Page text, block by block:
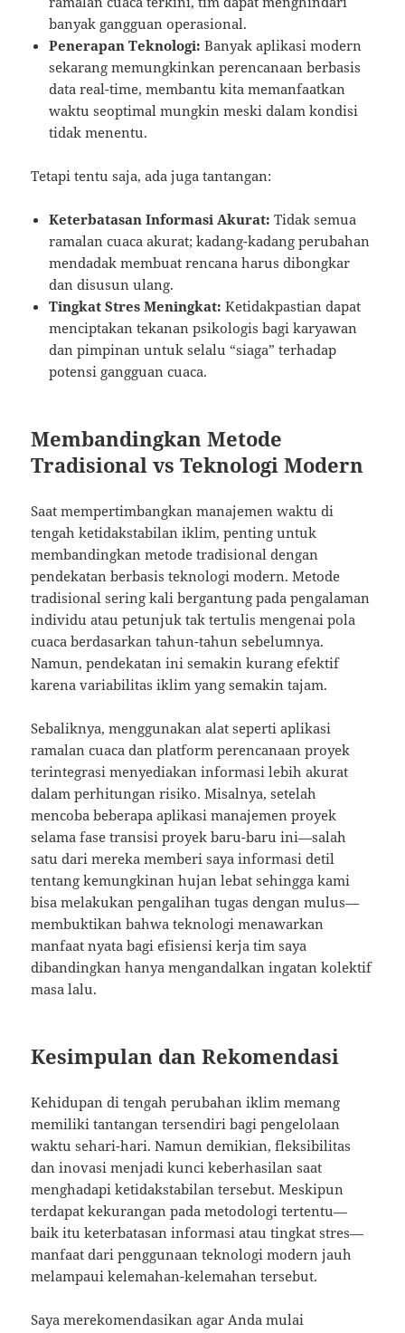
banyak gangguan operasional.
Penerapan Teknologi: Banyak aplikasi modern
sekarang memungkinkan perencanaan berbasis
data real-time, membantu kita memanfaatkan
waktu seoptimal mungkin meski dalam kondisi
tidak menentu.
Tetapi tentu saja, ada juga tantangan:
Keterbatasan Informasi Akurat: Tidak semua
ramalan cuaca akurat; kadang-kadang perubahan
mendadak membuat rencana harus dibongkar
dan disusun ulang.
Tingkat Stres Meningkat: Ketidakpastian dapat
menciptakan tekanan psikologis bagi karyawan
dan pimpinan untuk selalu “siaga” terhadap
potensi gangguan cuaca.
Membandingkan Metode
Tradisional vs Teknologi Modern
Saat mempertimbangkan manajemen waktu di
tengah ketidakstabilan iklim, penting untuk
membandingkan metode tradisional dengan
pendekatan berbasis teknologi modern. Metode
tradisional sering kali bergantung pada pengalaman
individu atau petunjuk tak tertulis mengenai pola
cuaca berdasarkan tahun-tahun sebelumnya.
Namun, pendekatan ini semakin kurang efektif
karena variabilitas iklim yang semakin tajam.
Sebaliknya, menggunakan alat seperti aplikasi
ramalan cuaca dan platform perencanaan proyek
terintegrasi menyediakan informasi lebih akurat
dalam perhitungan risiko. Misalnya, setelah
mencoba beberapa aplikasi manajemen proyek
selama fase transisi proyek baru-baru ini—salah
satu dari mereka memberi saya informasi detil
tentang kemungkinan hujan lebat sehingga kami
bisa melakukan pengalihan tugas dengan mulus—
membuktikan bahwa teknologi menawarkan
manfaat nyata bagi efisiensi kerja tim saya
dibandingkan hanya mengandalkan ingatan kolektif
masa lalu.
Kesimpulan dan Rekomendasi
Kehidupan di tengah perubahan iklim memang
memiliki tantangan tersendiri bagi pengelolaan
waktu sehari-hari. Namun demikian, fleksibilitas
dan inovasi menjadi kunci keberhasilan saat
menghadapi ketidakstabilan tersebut. Meskipun
terdapat kekurangan pada metodologi tertentu—
baik itu keterbatasan informasi atau tingkat stres—
manfaat dari penggunaan teknologi modern jauh
melampaui kelemahan-kelemahan tersebut.
Saya merekomendasikan agar Anda mulai